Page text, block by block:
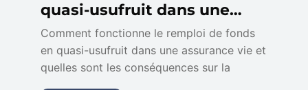
quasi-usufruit dans une
assurance vie
Comment fonctionne le remploi de fonds
en quasi-usufruit dans une assurance vie et
quelles sont les conséquences sur la